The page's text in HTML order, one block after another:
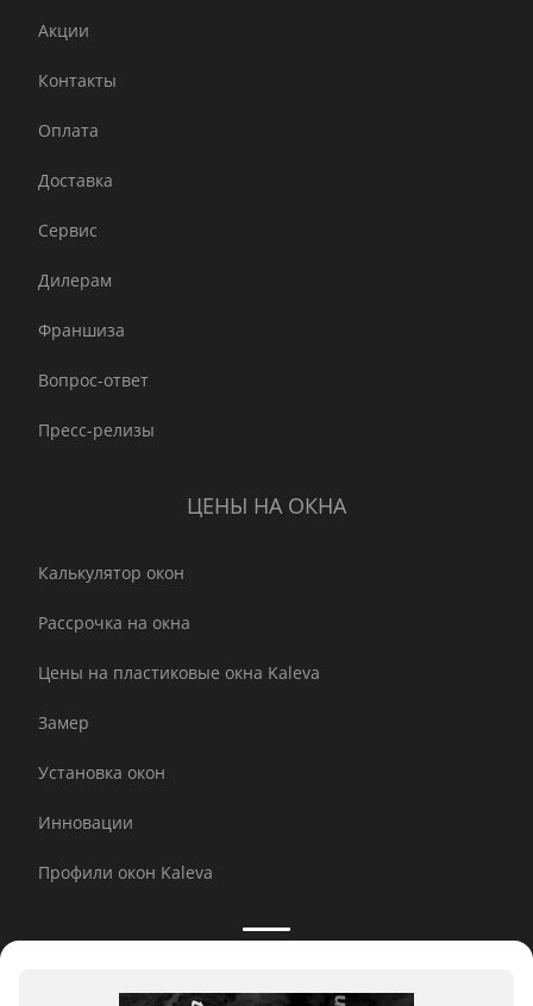
Акции
Контакты
Оплата
Доставка
Сервис
Дилерам
Франшиза
Вопрос-ответ
Пресс-релизы
ЦЕНЫ НА ОКНА
Калькулятор окон
Рассрочка на окна
Цены на пластиковые окна Kaleva
Замер
Установка окон
Инновации
Профили окон Kaleva
Принимаем к оплате: